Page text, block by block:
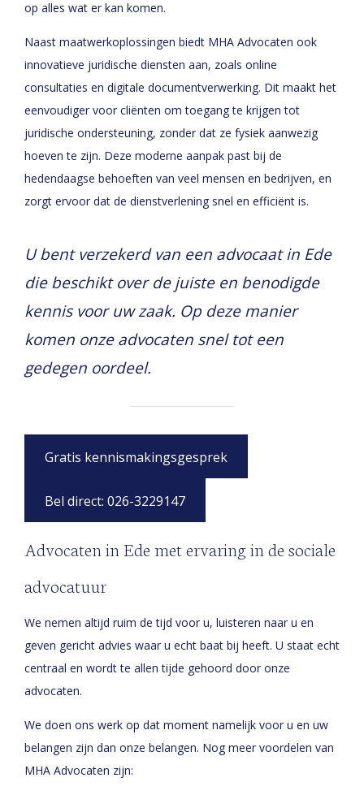
op alles wat er kan komen.
Naast maatwerkoplossingen biedt MHA Advocaten ook
innovatieve juridische diensten aan, zoals online
consultaties en digitale documentverwerking. Dit maakt het
eenvoudiger voor cliënten om toegang te krijgen tot
juridische ondersteuning, zonder dat ze fysiek aanwezig
hoeven te zijn. Deze moderne aanpak past bij de
hedendaagse behoeften van veel mensen en bedrijven, en
zorgt ervoor dat de dienstverlening snel en efficiënt is.
U bent verzekerd van een advocaat in Ede
die beschikt over de juiste en benodigde
kennis voor uw zaak. Op deze manier
komen onze advocaten snel tot een
gedegen oordeel.
Gratis kennismakingsgesprek
Bel direct: 026-3229147
Advocaten in Ede met ervaring in de sociale
advocatuur
We nemen altijd ruim de tijd voor u, luisteren naar u en
geven gericht advies waar u echt baat bij heeft. U staat echt
centraal en wordt te allen tijde gehoord door onze
advocaten.
We doen ons werk op dat moment namelijk voor u en uw
belangen zijn dan onze belangen. Nog meer voordelen van
MHA Advocaten zijn: